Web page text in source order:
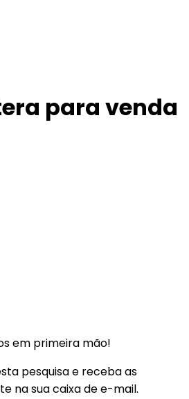
para venda
em primeira mão!
pesquisa e receba as
na sua caixa de e-mail.